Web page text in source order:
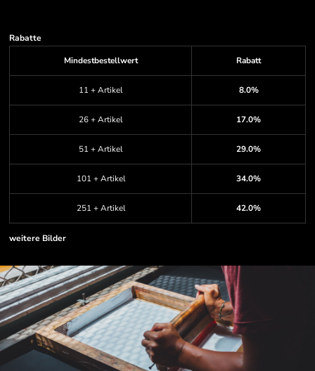
Rabatte
Mindestbestellwert
Rabatt
11 + Artikel 8.0%
26 + Artikel 17.0%
51 + Artikel 29.0%
101 + Artikel 34.0%
251 + Artikel 42.0%
weitere Bilder